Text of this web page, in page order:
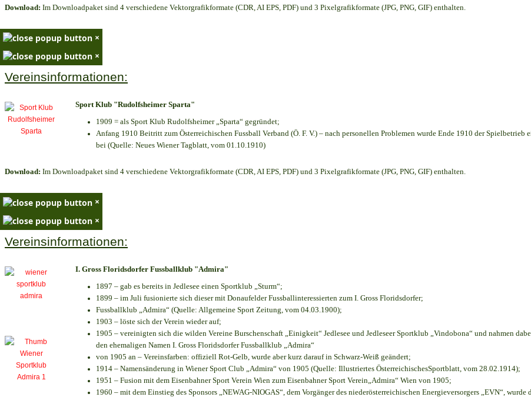
Download: Im Downloadpaket sind 4 verschiedene Vektorgrafikformate (CDR, AI EPS, PDF) und 3 Pixelgrafikformate (JPG, PNG, GIF) enthalten.
×
×
Vereinsinformationen:
Sport Klub "Rudolfsheimer Sparta"
1909 = als Sport Klub Rudolfsheimer „Sparta“ gegründet;
Anfang 1910 Beitritt zum Österreichischen Fussball Verband (Ö. F. V.) – nach personellen Problemen wurde Ende 1910 der
bei (Quelle: Neues Wiener Tagblatt, vom 01.10.1910)
Download: Im Downloadpaket sind 4 verschiedene Vektorgrafikformate (CDR, AI EPS, PDF) und 3 Pixelgrafikformate (JPG, PNG, GIF) enthalten.
×
×
Vereinsinformationen:
I. Gross Floridsdorfer Fussballklub "Admira"
1897 – gab es bereits in Jedlesee einen Sportklub „Sturm“;
1899 – im Juli fusionierte sich dieser mit Donaufelder Fussballinteressierten zum I. Gross Floridsdorfer;
Fussballklub „Admira“ (Quelle: Allgemeine Sport Zeitung, vom 04.03.1900);
1903 – löste sich der Verein wieder auf;
1905 – vereinigten sich die wilden Vereine Burschenschaft „Einigkeit“ Jedlesee und Jedleseer Sportklub „Vindobona“ und nahmen
den ehemaligen Namen I. Gross Floridsdorfer Fussballklub „Admira“
von 1905 an – Vereinsfarben: offiziell Rot-Gelb, wurde aber kurz darauf in Schwarz-Weiß geändert;
1914 – Namensänderung in Wiener Sport Club „Admira“ von 1905 (Quelle: Illustriertes ÖsterreichischesSportblatt, vom 28.02.1914);
1951 – Fusion mit dem Eisenbahner Sport Verein Wien zum Eisenbahner Sport Verein„Admira“ Wien von 1905;
1960 – mit dem Einstieg des Sponsors „NEWAG-NIOGAS“, dem Vorgänger des niederösterreichischen Energieversorgers „EVN“,